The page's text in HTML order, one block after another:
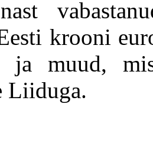
krooni
ja muud,
Liiduga.